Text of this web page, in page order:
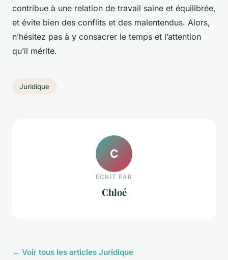
contribue à une relation de travail saine et équilibrée,
et évite bien des conflits et des malentendus. Alors,
n’hésitez pas à y consacrer le temps et l’attention
qu’il mérite.
Juridique
C
ECRIT PAR
Chloé
← Voir tous les articles Juridique